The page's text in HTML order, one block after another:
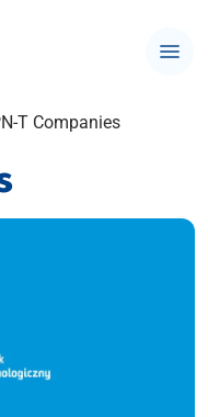
T Companies